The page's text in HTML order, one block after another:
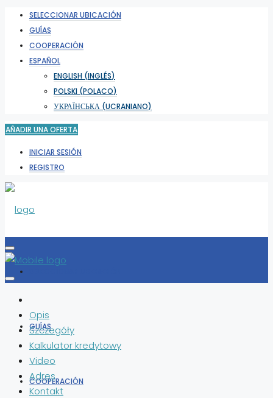
SELECCIONAR UBICACIÓN
GUÍAS
COOPERACIÓN
ESPAÑOL
ENGLISH (INGLÉS)
POLSKI (POLACO)
УКРАЇНСЬКА (UCRANIANO)
AÑADIR UNA OFERTA
INICIAR SESIÓN
REGISTRO
GUÍAS
COOPERACIÓN
Opis
Szczegóły
Kalkulator kredytowy
Video
Adres
Kontakt